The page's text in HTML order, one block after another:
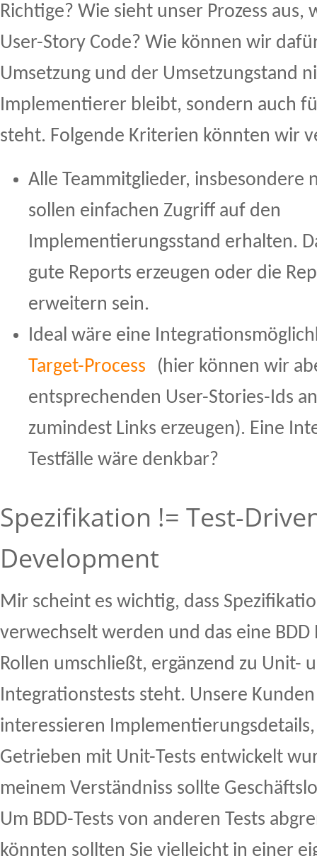
Richtige? Wie sieht unser Prozess aus,
User-Story Code? Wie können wir
Umsetzung und der Umsetzungstand
Implementierer bleibt, sondern auch
steht. Folgende Kriterien könnten wir
Alle Teammitglieder, insbesondere
sollen einfachen Zugriff auf den
Implementierungsstand erhalten.
gute Reports erzeugen oder die
erweitern sein.
Ideal wäre eine
Target-Process
(hier können wir
entsprechenden User-Stories-Ids
zumindest Links erzeugen). Eine
Testfälle wäre denkbar?
Spezifikation != Test-
Development
Mir scheint es wichtig, dass
verwechselt werden und das eine BDD
Rollen umschließt, ergänzend zu Unit-
Integrationstests steht. Unsere
interessieren
Getrieben mit Unit-Tests entwickelt
meinem Verständniss sollte
Um BDD-Tests von anderen Tests
könnten sollten Sie vielleicht in einer